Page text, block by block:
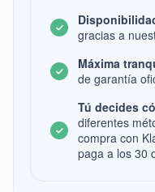
gracias a
Máxima
de garantía
Tú decides
diferentes
compra con
paga a los 30